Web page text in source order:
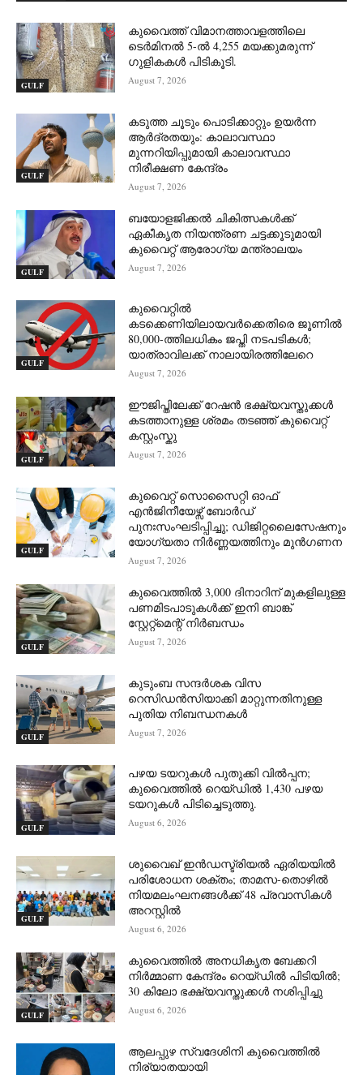
GULF
കുവൈത്ത് വിമാനത്താവളത്തിലെ
ടെർമിനൽ 5-ൽ 4,255 മയക്കുമരുന്ന്
ഗുളികകൾ പിടികൂടി.
August 7, 2026
GULF
കടുത്ത ചൂടും പൊടിക്കാറ്റും ഉയർന്ന
ആർദ്രതയും: കാലാവസ്ഥാ
മുന്നറിയിപ്പുമായി കാലാവസ്ഥാ
നിരീക്ഷണ കേന്ദ്രം
August 7, 2026
GULF
ബയോളജിക്കൽ ചികിത്സകൾക്ക്
ഏകീകൃത നിയന്ത്രണ ചട്ടക്കൂടുമായി
കുവൈറ്റ് ആരോഗ്യ മന്ത്രാലയം
August 7, 2026
GULF
കുവൈറ്റിൽ
കടക്കെണിയിലായവർക്കെതിരെ ജൂണിൽ
80,000-ത്തിലധികം ജപ്തി നടപടികൾ;
യാത്രാവിലക്ക് നാലായിരത്തിലേറെ
August 7, 2026
GULF
ഈജിപ്തിലേക്ക് റേഷൻ ഭക്ഷ്യവസ്തുക്കൾ
കടത്താനുള്ള ശ്രമം തടഞ്ഞ് കുവൈറ്റ്
കസ്റ്റംസ്കു
August 7, 2026
GULF
കുവൈറ്റ് സൊസൈറ്റി ഓഫ്
എൻജിനീയേഴ്സ് ബോർഡ്
പുനഃസംഘടിപ്പിച്ചു; ഡിജിറ്റലൈസേഷനും
യോഗ്യതാ നിർണ്ണയത്തിനും മുൻഗണന
August 7, 2026
GULF
കുവൈത്തിൽ 3,000 ദിനാറിന് മുകളിലുള്ള
പണമിടപാടുകൾക്ക് ഇനി ബാങ്ക്
സ്റ്റേറ്റ്‌മെന്റ് നിർബന്ധം
August 7, 2026
GULF
കുടുംബ സന്ദർശക വിസ
റെസിഡൻസിയാക്കി മാറ്റുന്നതിനുള്ള
പുതിയ നിബന്ധനകൾ
August 7, 2026
GULF
പഴയ ടയറുകൾ പുതുക്കി വിൽപ്പന;
കുവൈത്തിൽ റെയ്ഡിൽ 1,430 പഴയ
ടയറുകൾ പിടിച്ചെടുത്തു.
August 6, 2026
GULF
ശുവൈഖ് ഇൻഡസ്ട്രിയൽ ഏരിയയിൽ
പരിശോധന ശക്തം; താമസ-തൊഴിൽ
നിയമലംഘനങ്ങൾക്ക് 48 പ്രവാസികൾ
അറസ്റ്റിൽ
August 6, 2026
GULF
കുവൈത്തിൽ അനധികൃത ബേക്കറി
നിർമ്മാണ കേന്ദ്രം റെയ്ഡിൽ പിടിയിൽ;
30 കിലോ ഭക്ഷ്യവസ്തുക്കൾ നശിപ്പിച്ചു
August 6, 2026
ആലപ്പുഴ സ്വദേശിനി കുവൈത്തിൽ
നിര്യാതയായി